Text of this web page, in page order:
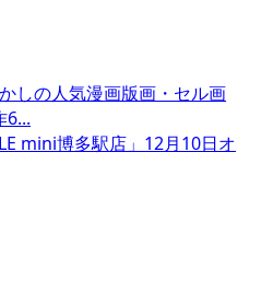
しの人気漫画版画・セル画
6...
mini博多駅店」12月10日オ